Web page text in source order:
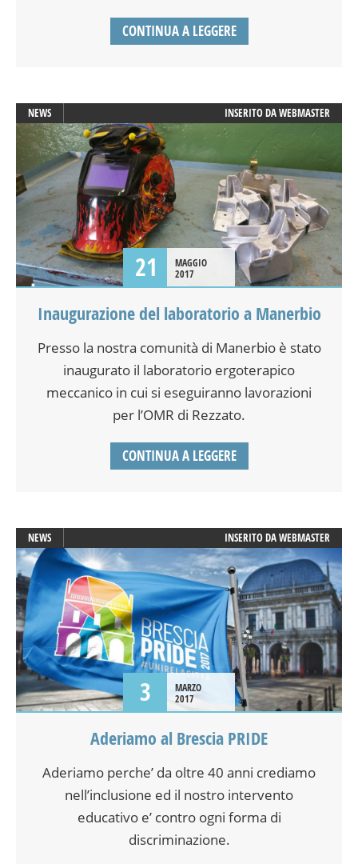
CONTINUA A LEGGERE
NEWS INSERITO DAWEBMASTER
21
MAGGIO
2017
Inaugurazione del laboratorio a Manerbio
Presso la nostra comunità di Manerbio è stato
inaugurato il laboratorio ergoterapico
meccanico in cui si eseguiranno lavorazioni
per l’OMR di Rezzato.
CONTINUA A LEGGERE
NEWS INSERITO DAWEBMASTER
3
MARZO
2017
Aderiamo al Brescia PRIDE
Aderiamo perche’ da oltre 40 anni crediamo
nell’inclusione ed il nostro intervento
educativo e’ contro ogni forma di
discriminazione.